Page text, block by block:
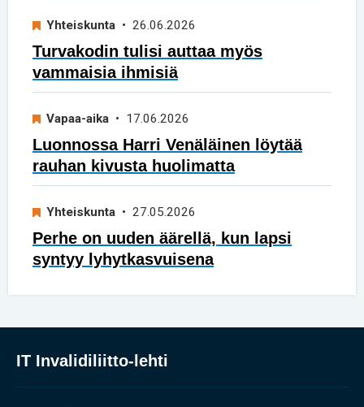
Yhteiskunta • 26.06.2026
Turvakodin tulisi auttaa myös
vammaisia ihmisiä
Vapaa-aika • 17.06.2026
Luonnossa Harri Venäläinen löytää
rauhan kivusta huolimatta
Yhteiskunta • 27.05.2026
Perhe on uuden äärellä, kun lapsi
syntyy lyhytkasvuisena
IT Invalidiliitto-lehti